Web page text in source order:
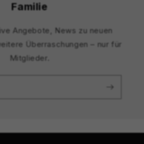
Familie
Angebote, News zu neuen
Überraschungen – nur für
Mitglieder.